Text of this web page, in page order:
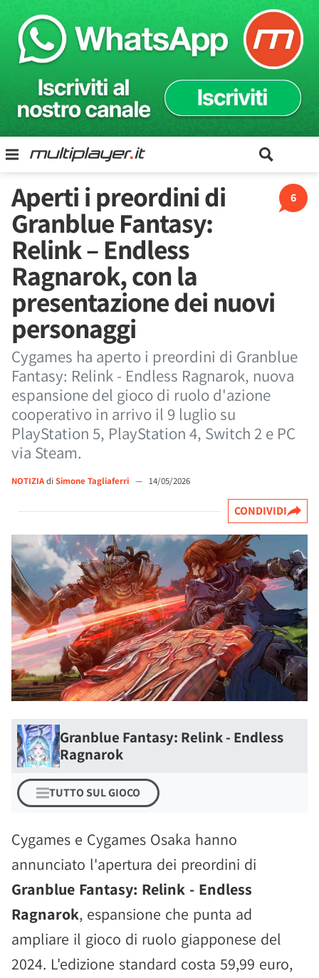
6
Aperti i preordini di
Granblue Fantasy:
Relink – Endless
Ragnarok, con la
presentazione dei nuovi
personaggi
Cygames ha aperto i preordini di Granblue
Fantasy: Relink - Endless Ragnarok, nuova
espansione del gioco di ruolo d'azione
cooperativo in arrivo il 9 luglio su
PlayStation 5, PlayStation 4, Switch 2 e PC
via Steam.
NOTIZIAdi Simone Tagliaferri — 14/05/2026
CONDIVIDI
Granblue Fantasy: Relink - Endless
Ragnarok
TUTTO SUL GIOCO
Cygames e Cygames Osaka hanno
annunciato l'apertura dei preordini di
Granblue Fantasy: Relink - Endless
Ragnarok, espansione che punta ad
ampliare il gioco di ruolo giapponese del
2024. L'edizione standard costa 59,99 euro,